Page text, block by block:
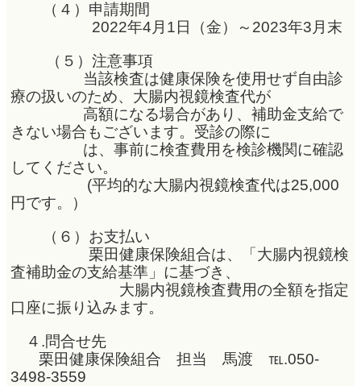
（４）申請期間
2022年4月1日（金）～2023年3月末
（５）注意事項
当該検査は健康保険を使用せず自由診
療の扱いのため、大腸内視鏡検査代が
高額になる場合があり、補助金支給で
きない場合もございます。受診の際に
は、事前に検査費用を検診機関に確認
してください。
(平均的な大腸内視鏡検査代は25,000
円です。）
（６）お支払い
栗田健康保険組合は、「大腸内視鏡検
査補助金の支給基準」に基づき、
大腸内視鏡検査費用の全額を指定
口座に振り込みます。
４.問合せ先
栗田健康保険組合 担当 馬渡 ℡.050-
3498-3559